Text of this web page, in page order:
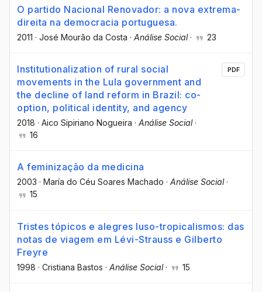
O partido Nacional Renovador: a nova extrema-
direita na democracia portuguesa.
2011 · José Mourão da Costa · Análise Social· 23
Institutionalization of rural social
movements in the Lula government and
the decline of land reform in Brazil: co-
option, political identity, and agency
2018 · Aico Sipiriano Nogueira · Análise Social·
16
PDF
A feminização da medicina
2003 · María do Céu Soares Machado · Análise Social·
15
Tristes tópicos e alegres luso-tropicalismos: das
notas de viagem em Lévi-Strauss e Gilberto
Freyre
1998 · Cristiana Bastos · Análise Social· 15